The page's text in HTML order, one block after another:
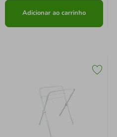
Adicionar ao carrinho